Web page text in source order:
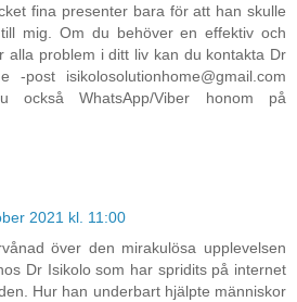
fina presenter bara för att han skulle
mig. Om du behöver en effektiv och
alla problem i ditt liv kan du kontakta Dr
post isikolosolutionhome@gmail.com
WhatsApp/Viber honom på
2021 kl. 11:00
över den mirakulösa upplevelsen
Dr Isikolo som har spridits på internet
Hur han underbart hjälpte människor